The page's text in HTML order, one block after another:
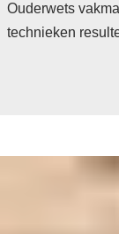
Ouderwets
technieken